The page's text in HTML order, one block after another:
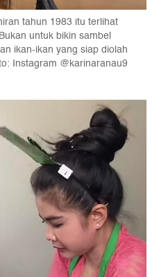
tahun 1983 itu terlihat
untuk bikin sambel
ikan-ikan yang siap diolah
Instagram @karinaranau9